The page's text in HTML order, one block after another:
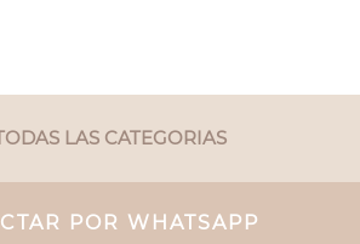
LAS CATEGORIAS
POR WHATSAPP